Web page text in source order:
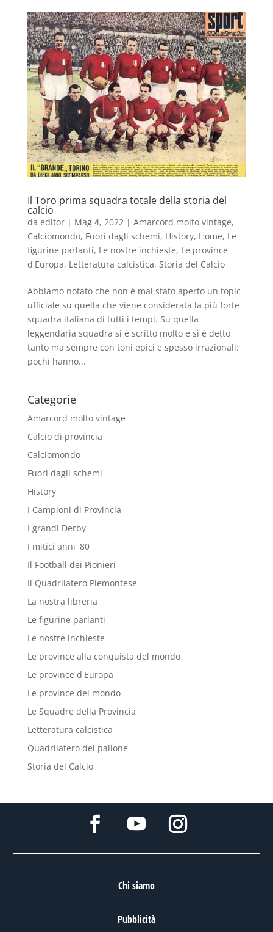
Il Toro prima squadra totale della storia del
calcio
da editor| Mag 4, 2022| Amarcord molto vintage,
Calciomondo, Fuori dagli schemi, History, Home, Le
figurine parlanti, Le nostre inchieste, Le province
d'Europa, Letteratura calcistica, Storia del Calcio
Abbiamo notato che non è mai stato aperto un topic
ufficiale su quella che viene considerata la più forte
squadra italiana di tutti i tempi. Su quella
leggendaria squadra si è scritto molto e si è detto
tanto ma sempre con toni epici e spesso irrazionali:
pochi hanno...
Categorie
Amarcord molto vintage
Calcio di provincia
Calciomondo
Fuori dagli schemi
History
I Campioni di Provincia
I grandi Derby
I mitici anni '80
Il Football dei Pionieri
Il Quadrilatero Piemontese
La nostra libreria
Le figurine parlanti
Le nostre inchieste
Le province alla conquista del mondo
Le province d'Europa
Le province del mondo
Le Squadre della Provincia
Letteratura calcistica
Quadrilatero del pallone
Storia del Calcio
Chi siamo
Pubblicità